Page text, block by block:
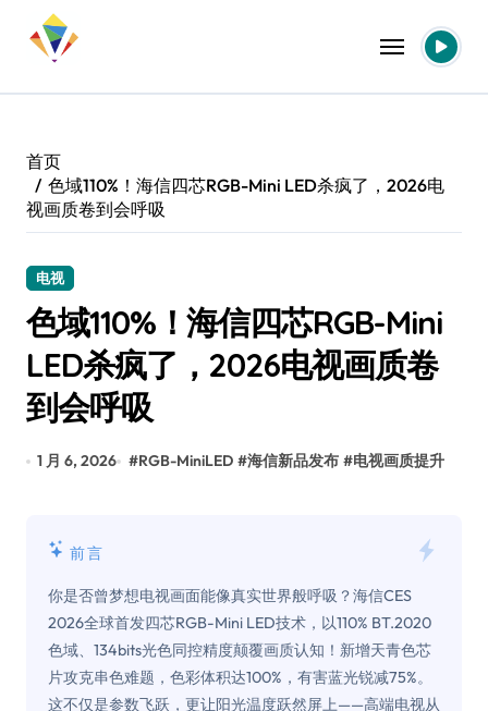
首页
色域110%！海信四芯RGB-Mini LED杀疯了，2026电
视画质卷到会呼吸
电视
色域110%！海信四芯RGB-Mini
LED杀疯了，2026电视画质卷
到会呼吸
1 月 6, 2026 #RGB-MiniLED #海信新品发布 #电视画质提升
前言
你是否曾梦想电视画面能像真实世界般呼吸？海信CES
2026全球首发四芯RGB-Mini LED技术，以110% BT.2020
色域、134bits光色同控精度颠覆画质认知！新增天青色芯
片攻克串色难题，色彩体积达100%，有害蓝光锐减75%。
这不仅是参数飞跃，更让阳光温度跃然屏上——高端电视从